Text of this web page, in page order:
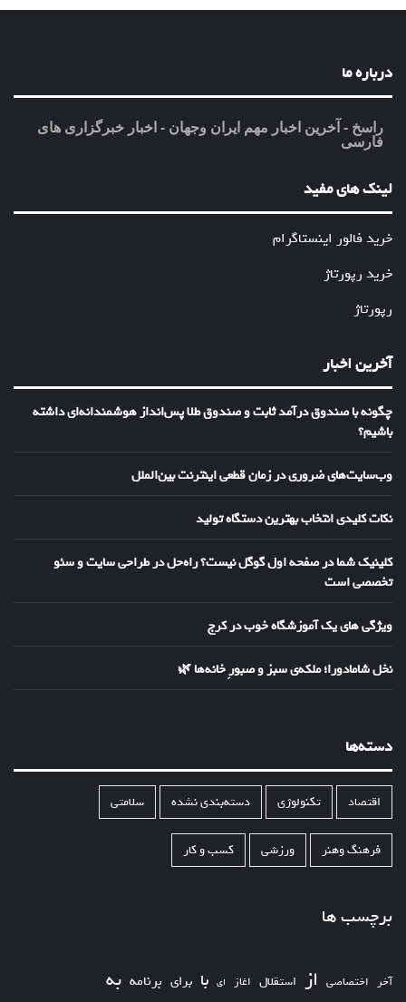
درباره ما
راسخ - آخرین اخبار مهم ایران وجهان - اخبار خبرگزاری های
فارسی
لینک های مفید
خرید فالور اینستاگرام
خرید رپورتاژ
رپورتاژ
آخرین اخبار
چگونه با صندوق درآمد ثابت و صندوق طلا پس‌انداز هوشمندانه‌ای داشته
باشیم؟
وب‌سایت‌های ضروری در زمان قطعی اینترنت بین‌الملل
نکات کلیدی انتخاب بهترین دستگاه تولید
کلینیک شما در صفحه اول گوگل نیست؟ راه‌حل در طراحی سایت و سئو
تخصصی است
ویژگی های یک آموزشگاه خوب در کرج
نخل شامادورا؛ ملکه‌ی سبز و صبورِ خانه‌ها 🌿
دسته‌ها
اقتصاد تکنولوژی دسته‌بندی نشده سلامتی
فرهنگ وهنر ورزشی کسب و کار
برچسب ها
آخر اختصاصی از استقلال اغاز ای با برای برنامه به